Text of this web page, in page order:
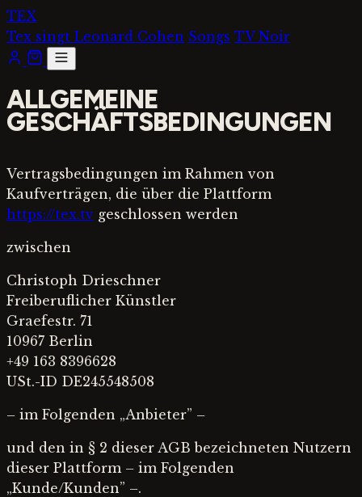
Zum
Inhalt
springen
TEX
Tex singt Leonard Cohen Songs TV Noir
Open
menu
ALLGEMEINE
GESCHÄFTSBEDINGUNGEN
Vertragsbedingungen im Rahmen von
Kaufverträgen, die über die Plattform
https://tex.tv geschlossen werden
zwischen
Christoph Drieschner
Freiberuflicher Künstler
Graefestr. 71
10967 Berlin
+49 163 8396628
USt.-ID DE245548508
– im Folgenden „Anbieter” –
und den in § 2 dieser AGB bezeichneten Nutzern
dieser Plattform – im Folgenden
„Kunde/Kunden” –.